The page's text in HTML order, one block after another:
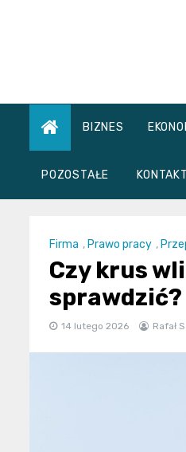
BIZNES
POZOSTAŁE KONTAKT
Firma , Prawo pracy ,
Czy krus
sprawdzić?
14 lutego 2026 Rafał